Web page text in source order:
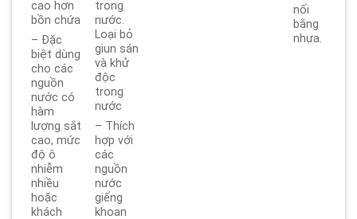
cao hơn
bồn chứa
– Đặc
biệt dùng
cho các
nguồn
nước có
hàm
lượng sắt
cao, mức
độ ô
nhiễm
nhiều
hoặc
khách
trong
nước.
Loại bỏ
giun sán
và khử
độc
trong
nước
– Thích
hợp với
các
nguồn
nước
giếng
khoan
nối
bằng
nhựa.